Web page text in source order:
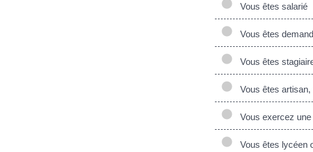
Vous êtes salarié
Vous êtes
Vous êtes
Vous êtes
Vous exercez
Vous êtes lycéen